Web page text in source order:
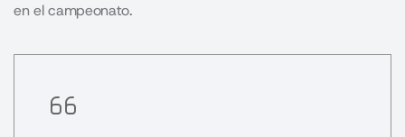
en el campeonato.